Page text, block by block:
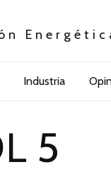
Industria
5